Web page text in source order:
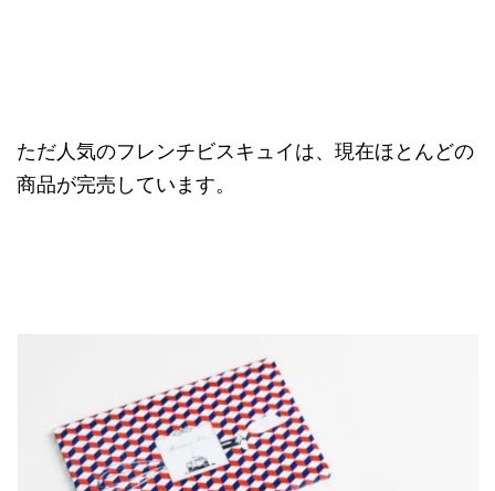
ただ人気のフレンチビスキュイは、現在ほとんどの
商品が完売しています。